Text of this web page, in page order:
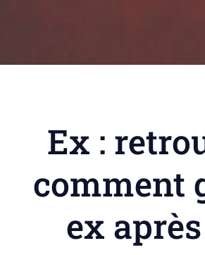
Ex :
comment
ex